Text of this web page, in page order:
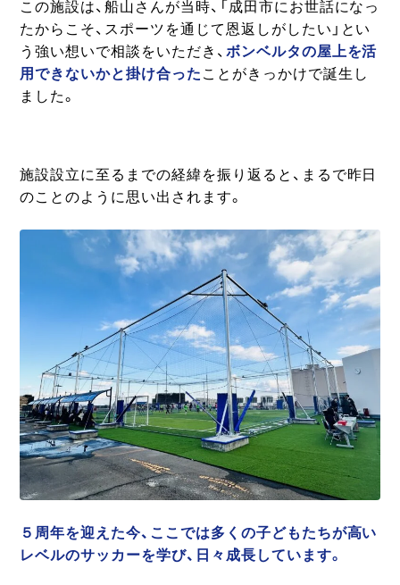
この施設は、船山さんが当時、「成田市にお世話になっ
たからこそ、スポーツを通じて恩返しがしたい」とい
う強い想いで相談をいただき、 ボンベルタの屋上を活
用できないかと掛け合った ことがきっかけで誕生し
ました。
施設設立に至るまでの経緯を振り返ると、まるで昨日
のことのように思い出されます。
５周年を迎えた今、ここでは多くの子どもたちが高い
レベルのサッカーを学び、日々成長しています。